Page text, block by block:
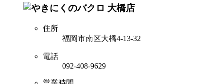
住所
福岡市南区大橋4-13-32
電話
092-408-9629